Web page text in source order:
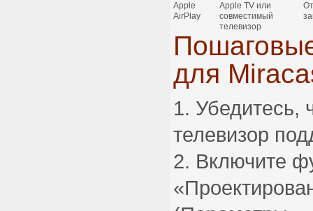
Apple
AirPlay
Apple TV или
совместимый
телевизор
для
Убедитесь,
телевизор
Включите